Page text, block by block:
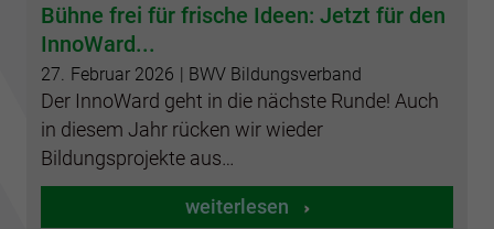
Bühne frei für frische Ideen: Jetzt für den
InnoWard...
27. Februar 2026 | BWV Bildungsverband
Der InnoWard geht in die nächste Runde! Auch
in diesem Jahr rücken wir wieder
Bildungsprojekte aus…
weiterlesen